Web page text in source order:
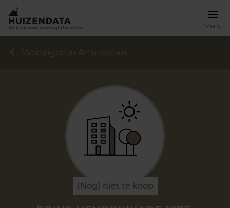
Menu
Woningen in Amsterdam
(Nog) niet te koop